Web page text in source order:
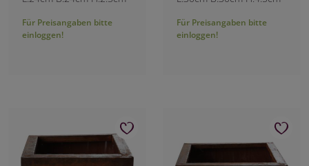
Für Preisangaben bitte
einloggen!
Für Preisangaben bitte
einloggen!